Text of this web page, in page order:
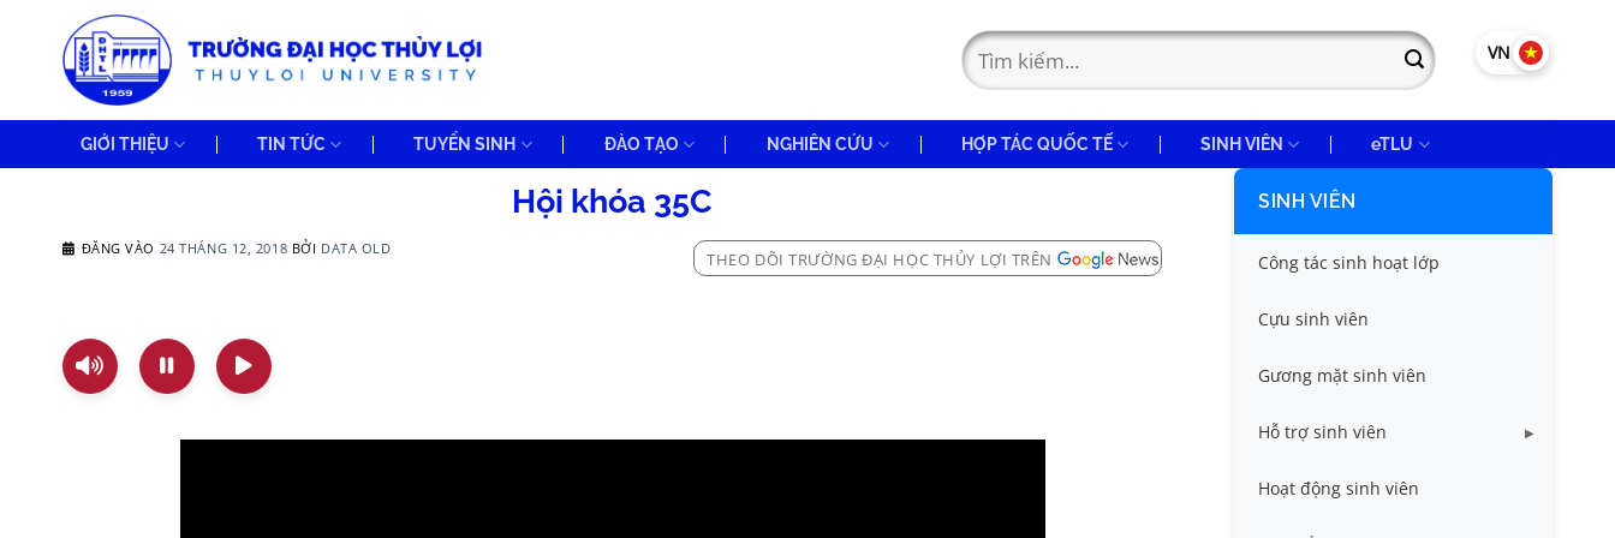
VN EN
GIỚI THIỆU TIN TỨC TUYỂN SINH ĐÀO TẠO NGHIÊN CỨU HỢP TÁC QUỐC TẾ SINH VIÊN eTLU
Hội khóa 35C
ĐĂNG VÀO 24 THÁNG 12, 2018 BỞI DATA OLD
THEO DÕI TRƯỜNG ĐẠI HỌC THỦY LỢI TRÊN
SINH VIÊN
Công tác sinh hoạt lớp
Cựu sinh viên
Gương mặt sinh viên
Hỗ trợ sinh viên
Miễn giảm học phí
Hoạt động sinh viên